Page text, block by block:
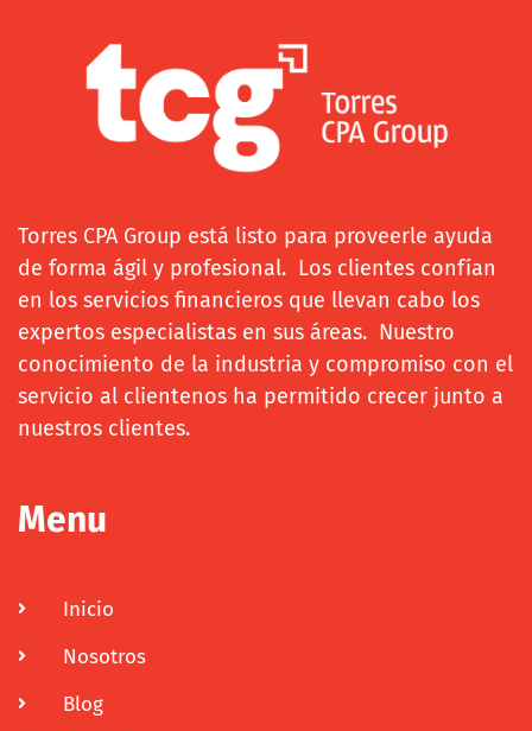
Torres CPA Group está listo para proveerle ayuda
de forma ágil y profesional. Los clientes confían
en los servicios financieros que llevan cabo los
expertos especialistas en sus áreas. Nuestro
conocimiento de la industria y compromiso con el
servicio al clientenos ha permitido crecer junto a
nuestros clientes.
Menu
Inicio
Nosotros
Blog